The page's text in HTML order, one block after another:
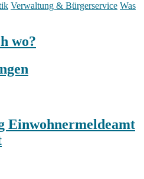
Verwaltung & Bürgerservice Was
wo?
Einwohnermeldeamt